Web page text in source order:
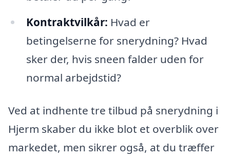
Kontraktvilkår: Hvad er
betingelserne for snerydning? Hvad
sker der, hvis sneen falder uden for
normal arbejdstid?
Ved at indhente tre tilbud på snerydning i
Hjerm skaber du ikke blot et overblik over
markedet, men sikrer også, at du træffer